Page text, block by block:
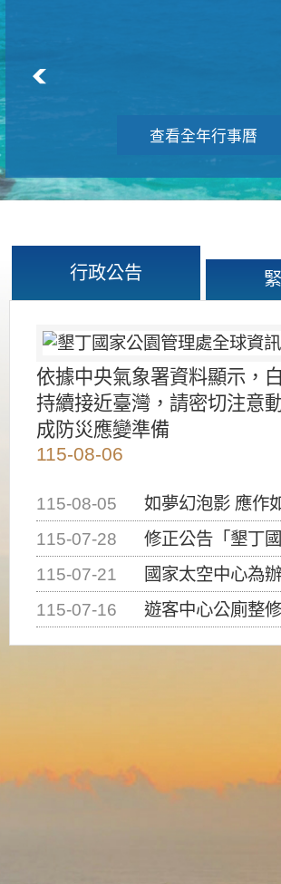
查看全年行事曆
行政公告
依據中央氣象署資料顯示，
持續接近臺灣，請密切注意
成防災應變準備
115-08-06
115-08-05
如夢幻泡影 應作
115-07-28
修正公告「墾丁國家公園限制水域遊憩活動之種類、範圍
115-07-21
國家太空中心為辦理2026台灣盃火箭競賽，陸、海、空域警戒及
115-07-16
遊客中心公廁整修